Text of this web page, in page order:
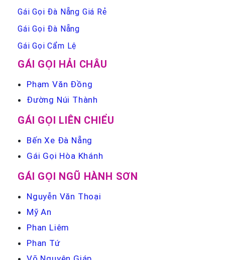
Gái Gọi Đà Nẵng Giá Rẻ
Gái Gọi Đà Nẵng
Gái Gọi Cẩm Lệ
GÁI GỌI HẢI CHÂU
Phạm Văn Đồng
Đường Núi Thành
GÁI GỌI LIÊN CHIỂU
Bến Xe Đà Nẵng
Gái Gọi Hòa Khánh
GÁI GỌI NGŨ HÀNH SƠN
Nguyễn Văn Thoại
Mỹ An
Phan Liêm
Phan Tứ